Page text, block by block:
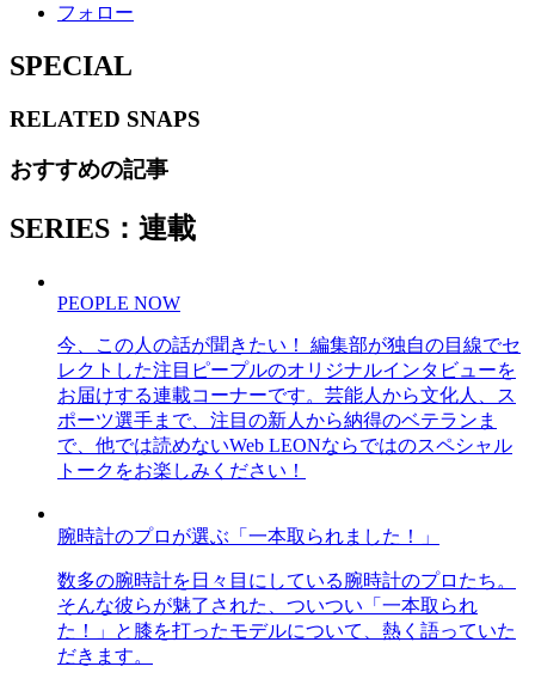
フォロー
SPECIAL
RELATED SNAPS
おすすめの記事
SERIES：連載
PEOPLE NOW
今、この人の話が聞きたい！ 編集部が独自の目線でセ
レクトした注目ピープルのオリジナルインタビューを
お届けする連載コーナーです。芸能人から文化人、ス
ポーツ選手まで、注目の新人から納得のベテランま
で、他では読めないWeb LEONならではのスペシャル
トークをお楽しみください！
腕時計のプロが選ぶ「一本取られました！」
数多の腕時計を日々目にしている腕時計のプロたち。
そんな彼らが魅了された、ついつい「一本取られ
た！」と膝を打ったモデルについて、熱く語っていた
だきます。